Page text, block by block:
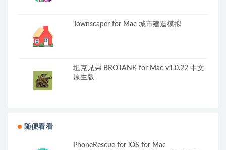
Townscaper for Mac 城市建造模拟
坦克兄弟 BROTANK for Mac v1.0.22 中文
原生版
随便看看
PhoneRescue for iOS for Mac